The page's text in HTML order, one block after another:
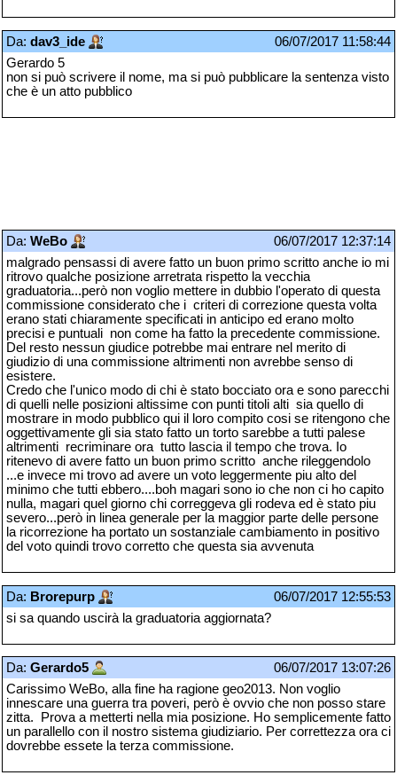
Da: dav3_ide
06/07/2017 11:58:44
Gerardo 5
non si può scrivere il nome, ma si può pubblicare la sentenza visto
che è un atto pubblico
Da: WeBo
06/07/2017 12:37:14
malgrado pensassi di avere fatto un buon primo scritto anche io mi
ritrovo qualche posizione arretrata rispetto la vecchia
graduatoria...però non voglio mettere in dubbio l'operato di questa
commissione considerato che i criteri di correzione questa volta
erano stati chiaramente specificati in anticipo ed erano molto
precisi e puntuali non come ha fatto la precedente commissione.
Del resto nessun giudice potrebbe mai entrare nel merito di
giudizio di una commissione altrimenti non avrebbe senso di
esistere.
Credo che l'unico modo di chi è stato bocciato ora e sono parecchi
di quelli nelle posizioni altissime con punti titoli alti sia quello di
mostrare in modo pubblico qui il loro compito cosi se ritengono che
oggettivamente gli sia stato fatto un torto sarebbe a tutti palese
altrimenti recriminare ora tutto lascia il tempo che trova. Io
ritenevo di avere fatto un buon primo scritto anche rileggendolo
...e invece mi trovo ad avere un voto leggermente piu alto del
minimo che tutti ebbero....boh magari sono io che non ci ho capito
nulla, magari quel giorno chi correggeva gli rodeva ed è stato piu
severo...però in linea generale per la maggior parte delle persone
la ricorrezione ha portato un sostanziale cambiamento in positivo
del voto quindi trovo corretto che questa sia avvenuta
Da: Brorepurp
06/07/2017 12:55:53
si sa quando uscirà la graduatoria aggiornata?
Da: Gerardo5
06/07/2017 13:07:26
Carissimo WeBo, alla fine ha ragione geo2013. Non voglio
innescare una guerra tra poveri, però è ovvio che non posso stare
zitta. Prova a metterti nella mia posizione. Ho semplicemente fatto
un parallello con il nostro sistema giudiziario. Per correttezza ora ci
dovrebbe essete la terza commissione.